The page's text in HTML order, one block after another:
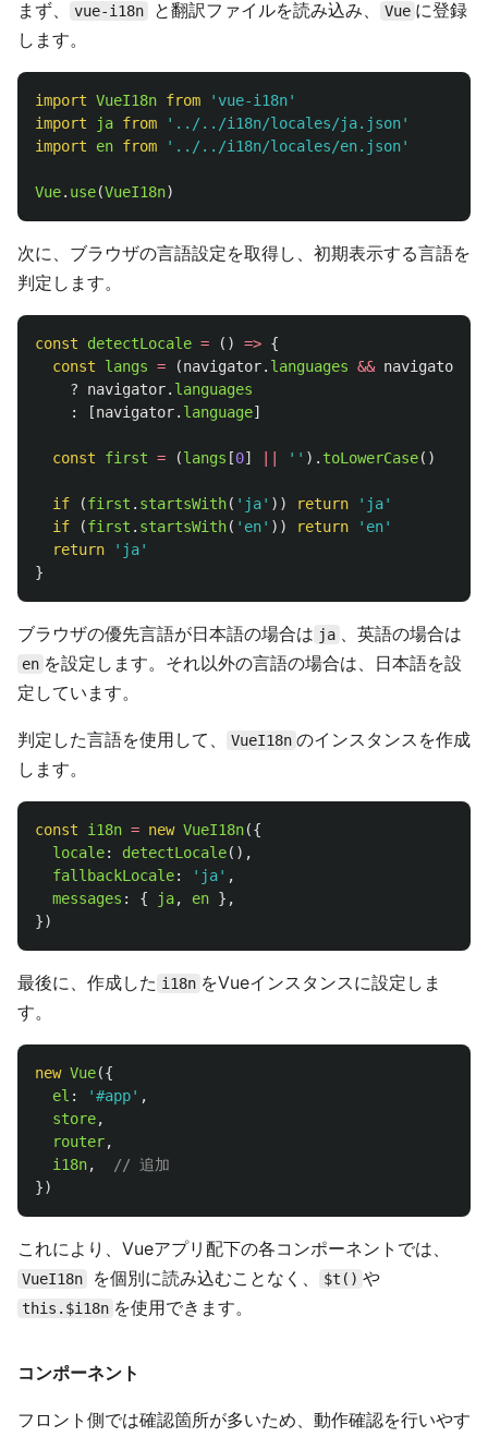
まず、 vue-i18n と翻訳ファイルを読み込み、 Vue に登録
します。
import VueI18n from ' vue-i18n'
import
ja from ' ../../i18n/locales/ja.json'
import
en from ' ../../i18n/locales/en.json'
Vue. use(VueI18n)
次に、ブラウザの言語設定を取得し、初期表示する言語を
判定します。
const detectLocale = () => {
const
langs = (navigator. languages && navigator
?
navigator. languages
:
[navigator. language]
const first = (langs [0] '' ). toLowerCase()
if (first . startsWith( ' ja' )) return ' ja'
if
(first . startsWith( ' en' )) return ' en'
return
' ja'
}
ブラウザの優先言語が日本語の場合は ja 、英語の場合は
en を設定します。それ以外の言語の場合は、日本語を設
定しています。
判定した言語を使用して、 VueI18n のインスタンスを作成
します。
const i18n = new VueI18n({
locale: detectLocale(),
fallbackLocale: ' ja' ,
messages : { ja, en },
})
最後に、作成した i18n をVueインスタンスに設定しま
す。
new Vue({
el : '#app' ,
store,
router,
i18n,
// 追加
})
これにより、Vueアプリ配下の各コンポーネントでは、
VueI18n を個別に読み込むことなく、 $t() や
this.$i18n を使用できます。
コンポーネント
フロント側では確認箇所が多いため、動作確認を行いやす